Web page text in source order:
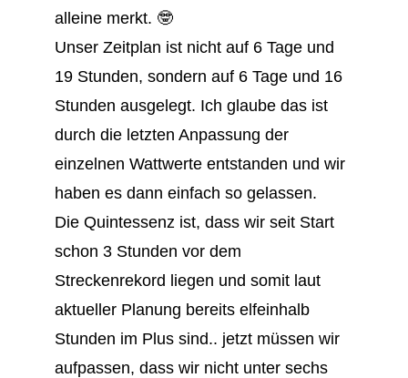
alleine merkt. 🤓
Unser Zeitplan ist nicht auf 6 Tage und
19 Stunden, sondern auf 6 Tage und 16
Stunden ausgelegt. Ich glaube das ist
durch die letzten Anpassung der
einzelnen Wattwerte entstanden und wir
haben es dann einfach so gelassen.
Die Quintessenz ist, dass wir seit Start
schon 3 Stunden vor dem
Streckenrekord liegen und somit laut
aktueller Planung bereits elfeinhalb
Stunden im Plus sind.. jetzt müssen wir
aufpassen, dass wir nicht unter sechs